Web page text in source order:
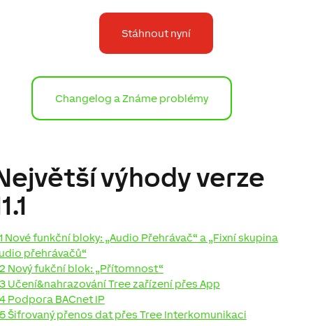
Stáhnout nyní
Changelog a Známe problémy
výhody verze
Nové funkční bloky: „Audio Přehrávač“ a „Fixní skupina
přehrávačů“
Nový fukční blok: „Přítomnost“
Učení&nahrazování Tree zařízení přes App
Podpora BACnet IP
Šifrovaný přenos dat přes Tree Interkomunikaci